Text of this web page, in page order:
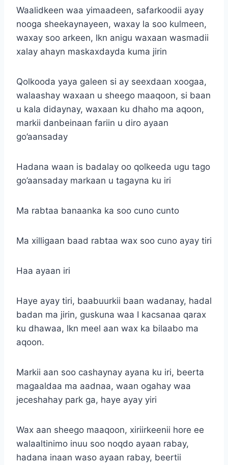
Waalidkeen waa yimaadeen, safarkoodii ayay
nooga sheekaynayeen, waxay la soo kulmeen,
waxay soo arkeen, lkn anigu waxaan wasmadii
xalay ahayn maskaxdayda kuma jirin
Qolkooda yaya galeen si ay seexdaan xoogaa,
walaashay waxaan u sheego maaqoon, si baan
u kala didaynay, waxaan ku dhaho ma aqoon,
markii danbeinaan fariin u diro ayaan
go’aansaday
Hadana waan is badalay oo qolkeeda ugu tago
go’aansaday markaan u tagayna ku iri
Ma rabtaa banaanka ka soo cuno cunto
Ma xilligaan baad rabtaa wax soo cuno ayay tiri
Haa ayaan iri
Haye ayay tiri, baabuurkii baan wadanay, hadal
badan ma jirin, guskuna waa I kacsanaa qarax
ku dhawaa, lkn meel aan wax ka bilaabo ma
aqoon.
Markii aan soo cashaynay ayana ku iri, beerta
magaaldaa ma aadnaa, waan ogahay waa
jeceshahay park ga, haye ayay yiri
Wax aan sheego maaqoon, xiriirkeenii hore ee
walaaltinimo inuu soo noqdo ayaan rabay,
hadana inaan waso ayaan rabay, beertii